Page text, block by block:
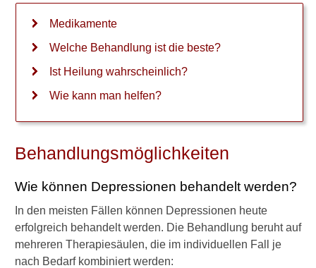
Medikamente
Welche Behandlung ist die beste?
Ist Heilung wahrscheinlich?
Wie kann man helfen?
Behandlungsmöglichkeiten
Wie können Depressionen behandelt werden?
In den meisten Fällen können Depressionen heute
erfolgreich behandelt werden. Die Behandlung beruht auf
mehreren Therapiesäulen, die im individuellen Fall je
nach Bedarf kombiniert werden:
Heilungschancen
Sport und Bewegung
Wie kann man helfen?
Depressionen
Antidepressiva
Prognose
Depression bei Kindern
10 Tipps gegen Depression